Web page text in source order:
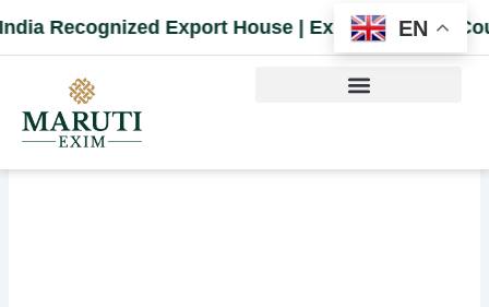
Export House | Exporting to 14EN